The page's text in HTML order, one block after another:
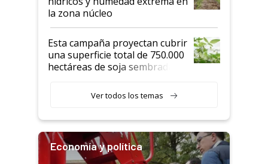
la zona núcleo
Esta campaña proyectan cubrir
una superficie total de 750.000
hectáreas de soja sembradas
variedades que marcan un
salto tecnológico en genética y
Ver todos los temas
Economía y política